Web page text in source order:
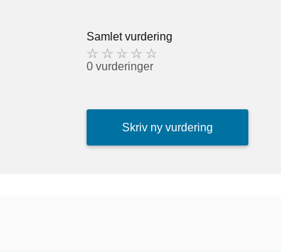
Samlet vurdering
0 vurderinger
Skriv ny vurdering